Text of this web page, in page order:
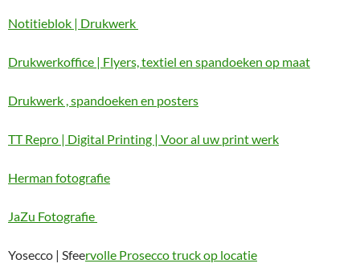
Notitieblok | Drukwerk
Drukwerkoffice | Flyers, textiel en spandoeken op maat
Drukwerk , spandoeken en posters
TT Repro | Digital Printing | Voor al uw print werk
Herman fotografie
JaZu Fotografie
Yosecco | Sfeervolle Prosecco truck op locatie